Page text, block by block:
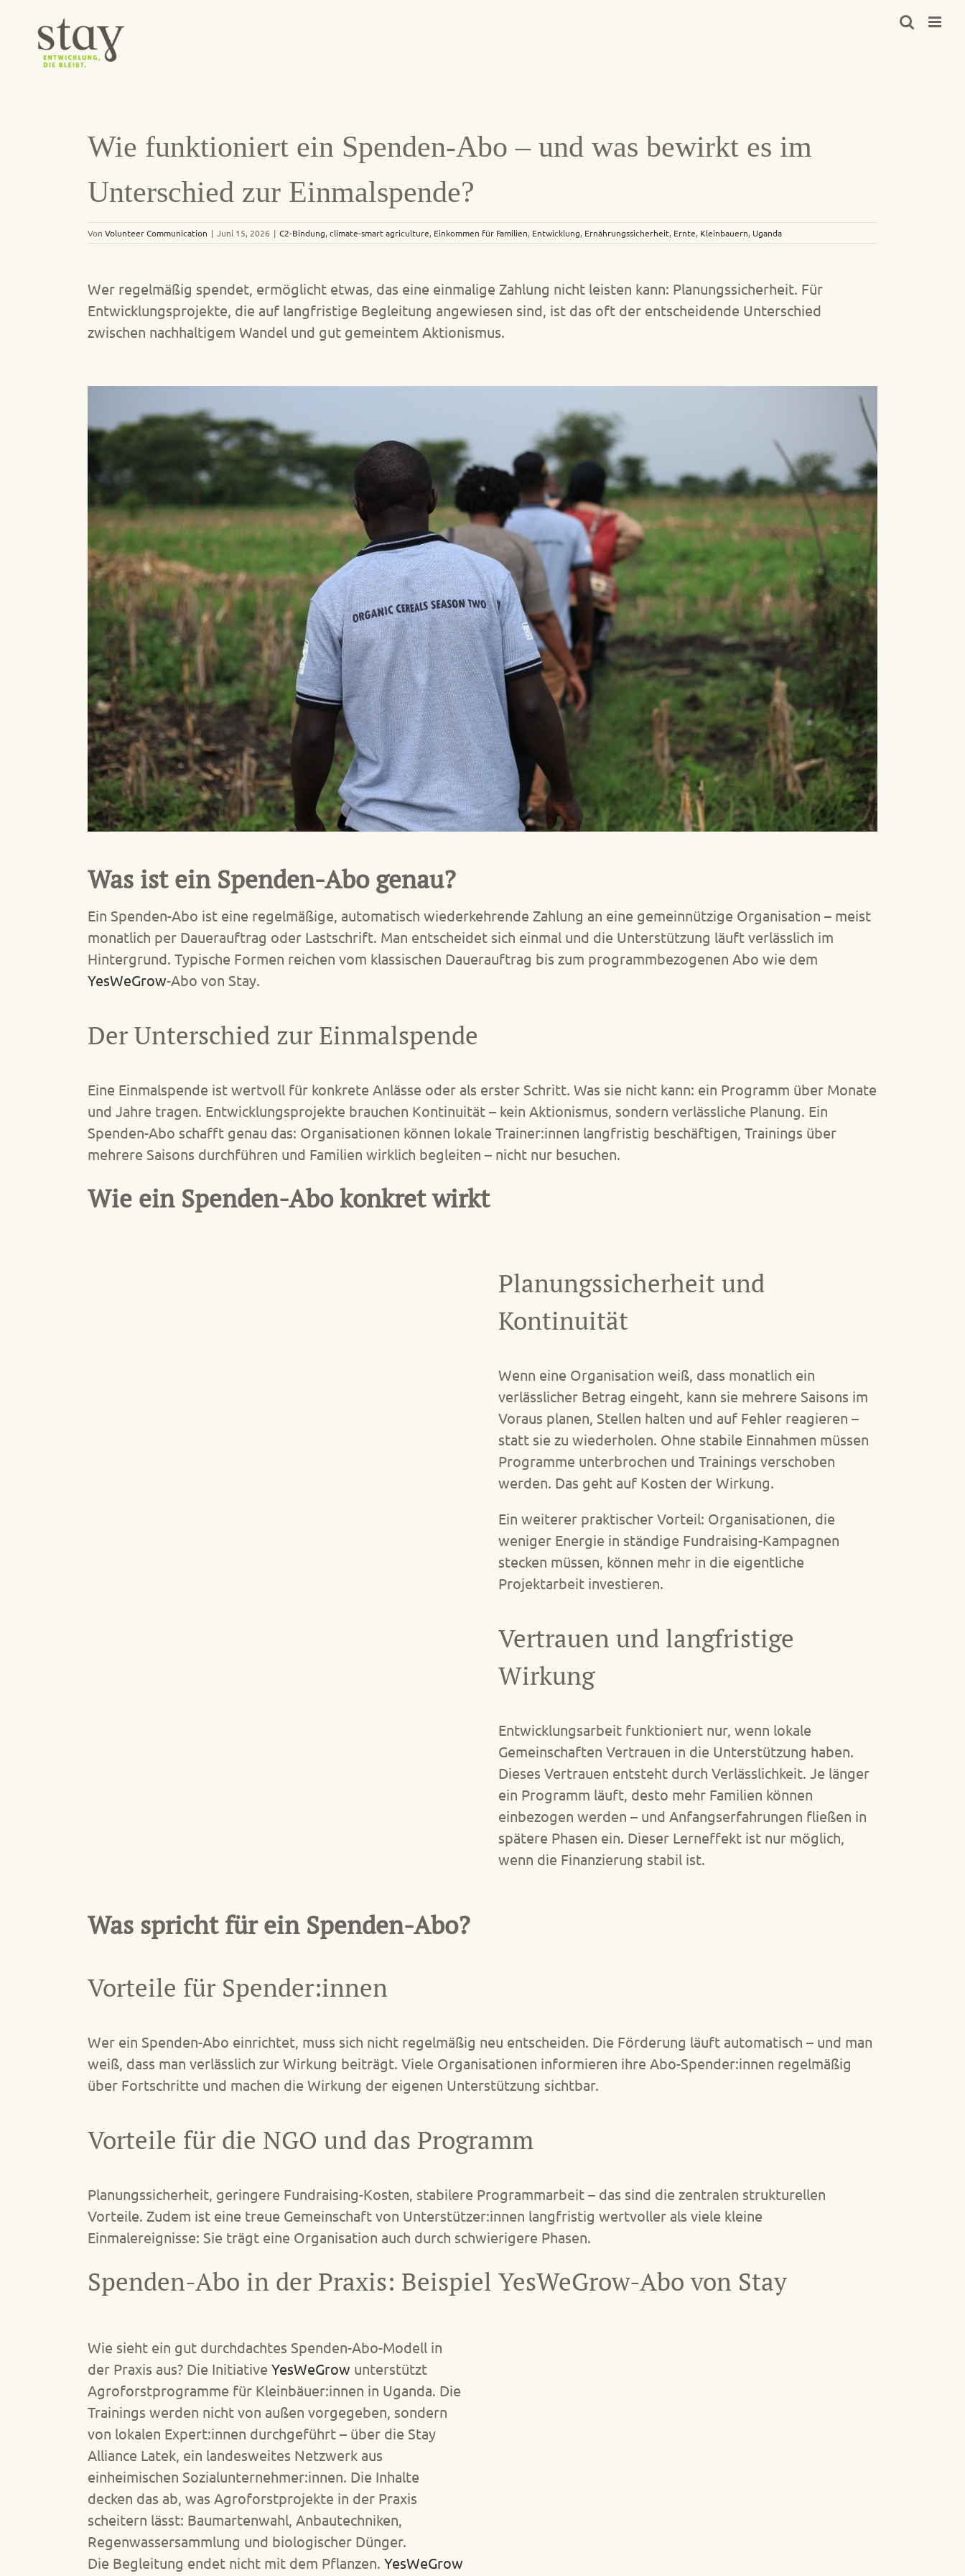
springen
Wie funktioniert ein Spenden-Abo – und was bewirkt es im
Unterschied zur Einmalspende?
Von Volunteer Communication | Juni 15, 2026 | C2-Bindung, climate-smart agriculture, Einkommen für Familien, Entwicklung, Ernährungssicherheit, Ernte, Kleinbauern, Uganda
Wer regelmäßig spendet, ermöglicht etwas, das eine einmalige Zahlung nicht leisten kann: Planungssicherheit. Für
Entwicklungsprojekte, die auf langfristige Begleitung angewiesen sind, ist das oft der entscheidende Unterschied
zwischen nachhaltigem Wandel und gut gemeintem Aktionismus.
Was ist ein Spenden-Abo genau?
Ein Spenden-Abo ist eine regelmäßige, automatisch wiederkehrende Zahlung an eine gemeinnützige Organisation – meist
monatlich per Dauerauftrag oder Lastschrift. Man entscheidet sich einmal und die Unterstützung läuft verlässlich im
Hintergrund. Typische Formen reichen vom klassischen Dauerauftrag bis zum programmbezogenen Abo wie dem
YesWeGrow-Abo von Stay.
Der Unterschied zur Einmalspende
Eine Einmalspende ist wertvoll für konkrete Anlässe oder als erster Schritt. Was sie nicht kann: ein Programm über Monate
und Jahre tragen. Entwicklungsprojekte brauchen Kontinuität – kein Aktionismus, sondern verlässliche Planung. Ein
Spenden-Abo schafft genau das: Organisationen können lokale Trainer:innen langfristig beschäftigen, Trainings über
mehrere Saisons durchführen und Familien wirklich begleiten – nicht nur besuchen.
Wie ein Spenden-Abo konkret wirkt
Planungssicherheit und
Kontinuität
Wenn eine Organisation weiß, dass monatlich ein
verlässlicher Betrag eingeht, kann sie mehrere Saisons im
Voraus planen, Stellen halten und auf Fehler reagieren –
statt sie zu wiederholen. Ohne stabile Einnahmen müssen
Programme unterbrochen und Trainings verschoben
werden. Das geht auf Kosten der Wirkung.
Ein weiterer praktischer Vorteil: Organisationen, die
weniger Energie in ständige Fundraising-Kampagnen
stecken müssen, können mehr in die eigentliche
Projektarbeit investieren.
Vertrauen und langfristige
Wirkung
Entwicklungsarbeit funktioniert nur, wenn lokale
Gemeinschaften Vertrauen in die Unterstützung haben.
Dieses Vertrauen entsteht durch Verlässlichkeit. Je länger
ein Programm läuft, desto mehr Familien können
einbezogen werden – und Anfangserfahrungen fließen in
spätere Phasen ein. Dieser Lerneffekt ist nur möglich,
wenn die Finanzierung stabil ist.
Was spricht für ein Spenden-Abo?
Vorteile für Spender:innen
Wer ein Spenden-Abo einrichtet, muss sich nicht regelmäßig neu entscheiden. Die Förderung läuft automatisch – und man
weiß, dass man verlässlich zur Wirkung beiträgt. Viele Organisationen informieren ihre Abo-Spender:innen regelmäßig
über Fortschritte und machen die Wirkung der eigenen Unterstützung sichtbar.
Vorteile für die NGO und das Programm
Planungssicherheit, geringere Fundraising-Kosten, stabilere Programmarbeit – das sind die zentralen strukturellen
Vorteile. Zudem ist eine treue Gemeinschaft von Unterstützer:innen langfristig wertvoller als viele kleine
Einmalereignisse: Sie trägt eine Organisation auch durch schwierigere Phasen.
Spenden-Abo in der Praxis: Beispiel YesWeGrow-Abo von Stay
Wie sieht ein gut durchdachtes Spenden-Abo-Modell in
der Praxis aus? Die Initiative YesWeGrow unterstützt
Agroforstprogramme für Kleinbäuer:innen in Uganda. Die
Trainings werden nicht von außen vorgegeben, sondern
von lokalen Expert:innen durchgeführt – über die Stay
Alliance Latek, ein landesweites Netzwerk aus
einheimischen Sozialunternehmer:innen. Die Inhalte
decken das ab, was Agroforstprojekte in der Praxis
scheitern lässt: Baumartenwahl, Anbautechniken,
Regenwassersammlung und biologischer Dünger.
Die Begleitung endet nicht mit dem Pflanzen. YesWeGrow